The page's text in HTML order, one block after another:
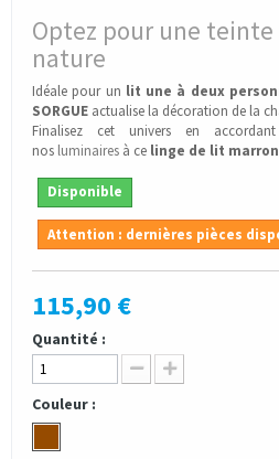
Optez pour une teinte
nature
Idéale pour un lit une à deux
SORGUE actualise la décoration de la
Finalisez cet univers en
nos luminaires à ce linge de lit marron
Disponible
Attention : dernières pièces
115,90 €
Quantité :
Couleur :